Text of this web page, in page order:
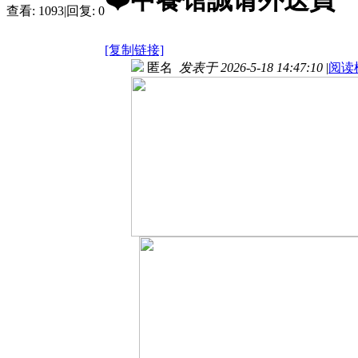
查看: 1093|回复: 0
[复制链接]
匿名 发表于 2026-5-18 14:47:10 |阅读